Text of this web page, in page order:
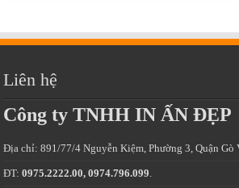
Liên hệ
Công ty TNHH IN ẤN ĐẸP
Địa chỉ: 891/77/4 Nguyễn Kiệm, Phường 3, Quận Gò
ĐT:0975.2222.00, 0974.796.099